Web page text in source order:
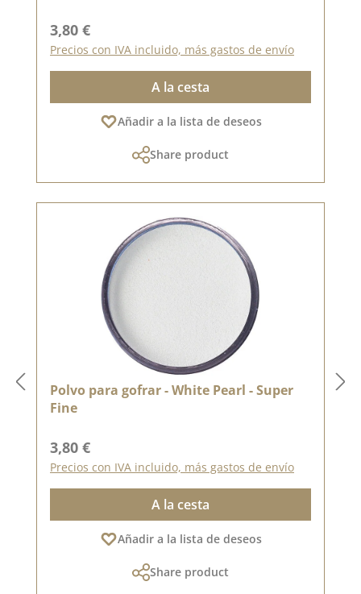
Precio normal:
3,80 €
Precios con IVA incluido, más gastos de envío
A la cesta
Añadir a la lista de deseos
Share product
Polvo para gofrar - White Pearl - Super
Fine
Precio normal:
3,80 €
Precios con IVA incluido, más gastos de envío
A la cesta
Añadir a la lista de deseos
Share product